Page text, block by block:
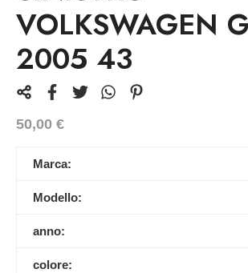
VOLKSWAGEN
2005 43
50,00 €
Marca:
Modello:
anno:
colore: